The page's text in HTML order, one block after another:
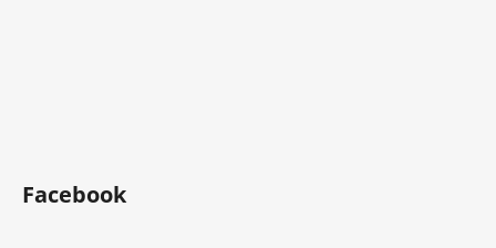
Facebook